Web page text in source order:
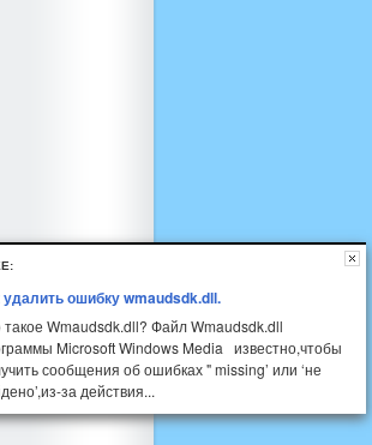
удалить ошибку wmaudsdk.dll.
такое Wmaudsdk.dll? Файл Wmaudsdk.dll
Microsoft Windows Media известно,чтобы
сообщения об ошибках " missing’ или ‘не
за действия...